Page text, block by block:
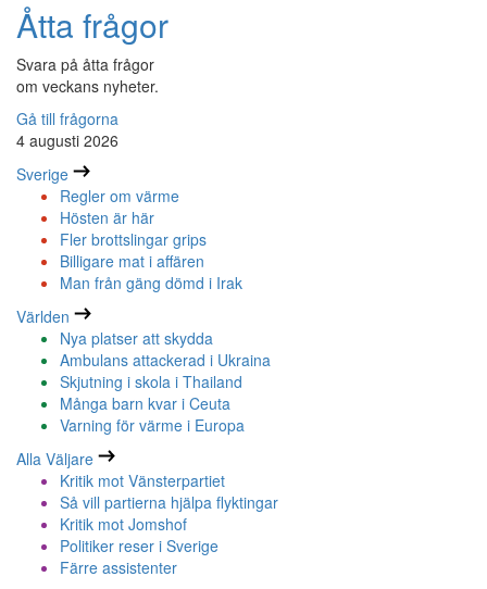
Åtta frågor
Svara på åtta frågor
om veckans nyheter.
Gå till frågorna
4 augusti 2026
Sverige
Regler om värme
Hösten är här
Fler brottslingar grips
Billigare mat i affären
Man från gäng dömd i Irak
Världen
Nya platser att skydda
Ambulans attackerad i Ukraina
Skjutning i skola i Thailand
Många barn kvar i Ceuta
Varning för värme i Europa
Alla Väljare
Kritik mot Vänsterpartiet
Så vill partierna hjälpa flyktingar
Kritik mot Jomshof
Politiker reser i Sverige
Färre assistenter